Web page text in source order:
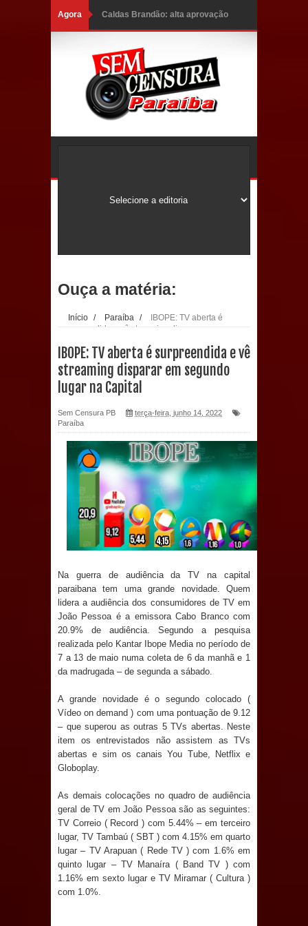
Agora Caldas Brandão: alta aprovação
Rolim e esvazia discurso da oposição
Coordenadora do CEO destaca
dentro do mês trabalhado e injeta R$
12 milhões na economia
Prefeitura de Sapé desenvolve ações
para preservar tamarindeiro e
revitalizar Memorial Augusto dos
Anjos
O verdadeiro oxigênio do Estado
aborda de maneira inédita no mundo
jurídico brasileiro, temas polêmicos;
campanha Julho Neon com ações de
conscientização sobre saúde bucal
antecipa pagamento do mês de julho
e aquece economia para Festa de
Santana
Saúde Bucal: Mais de 470 próteses
Ouça a matéria:
Início / Paraíba /
IBOPE: TV aberta é
surpreendida e vê streaming disparar em
IBOPE: TV aberta é surpreendida e vê
streaming disparar em segundo
lugar na Capital
Sem Censura PB
terça-feira, junho 14, 2022
Paraíba
Na guerra de audiência da TV na capital
paraibana tem uma grande novidade. Quem
lidera a audiência dos consumidores de TV em
João Pessoa é a emissora Cabo Branco com
20.9% de audiência. Segundo a pesquisa
realizada pelo Kantar Ibope Media no período de
7 a 13 de maio numa coleta de 6 da manhã e 1
da madrugada – de segunda a sábado.
A grande novidade é o segundo colocado (
Vídeo on demand ) com uma pontuação de 9.12
– que superou as outras 5 TVs abertas. Neste
item os entrevistados não assistem as TVs
abertas e sim os canais You Tube, Netflix e
Globoplay.
As demais colocações no quadro de audiência
geral de TV em João Pessoa são as seguintes:
TV Correio ( Record ) com 5.44% – em terceiro
lugar, TV Tambaú ( SBT ) com 4.15% em quarto
lugar – TV Arapuan ( Rede TV ) com 1.6% em
quinto lugar – TV Manaíra ( Band TV ) com
1.16% em sexto lugar e TV Miramar ( Cultura )
com 1.0%.